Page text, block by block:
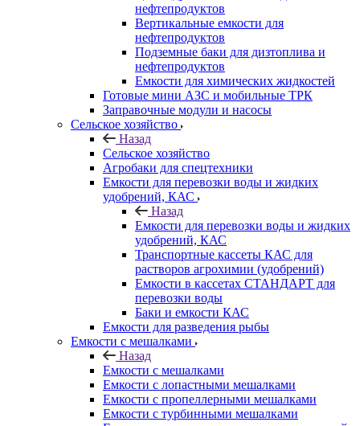
нефтепродуктов
Вертикальные емкости для
нефтепродуктов
Подземные баки для дизтоплива и
нефтепродуктов
Емкости для химических жидкостей
Готовые мини АЗС и мобильные ТРК
Заправочные модули и насосы
Сельское хозяйство
Назад
Сельское хозяйство
Агробаки для спецтехники
Емкости для перевозки воды и жидких
удобрений, КАС
Назад
Емкости для перевозки воды и жидких
удобрений, КАС
Транспортные кассеты КАС для
растворов агрохимии (удобрений)
Емкости в кассетах СТАНДАРТ для
перевозки воды
Баки и емкости КАС
Емкости для разведения рыбы
Емкости с мешалками
Назад
Емкости с мешалками
Емкости с лопастными мешалками
Емкости с пропеллерными мешалками
Емкости с турбинными мешалками